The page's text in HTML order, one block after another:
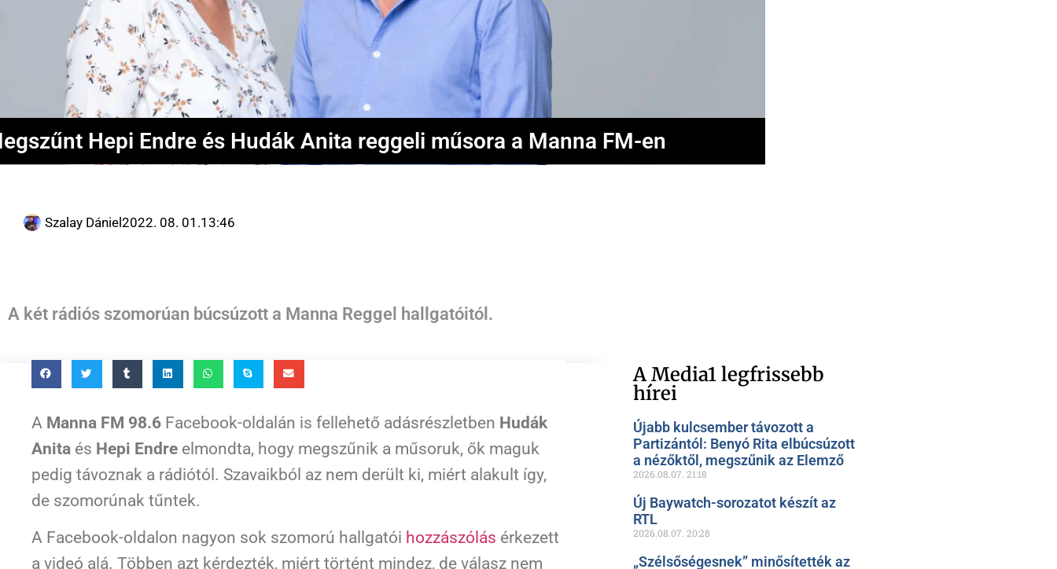
Hepi Endre és Hudák Anita reggeli műsora a Manna FM-en
Szalay Dániel2022. 08. 01.13:46
A két rádiós szomorúan búcsúzott a Manna Reggel hallgatóitól.
A Manna FM 98.6 Facebook-oldalán is fellehető adásrészletben Hudák
Anita és Hepi Endre elmondta, hogy megszűnik a műsoruk, ők maguk
pedig távoznak a rádiótól. Szavaikból az nem derült ki, miért alakult így,
de szomorúnak tűntek.
A Facebook-oldalon nagyon sok szomorú hallgatói hozzászólás érkezett
a videó alá. Többen azt kérdezték, miért történt mindez, de válasz nem
A Media1 legfrissebb
hírei
Újabb kulcsember távozott a
Partizántól: Benyó Rita elbúcsúzott
a nézőktől, megszűnik az Elemző
2026.08.07. 21:18
Új Baywatch-sorozatot készít az
RTL
2026.08.07. 20:28
„Szélsőségesnek” minősítették az